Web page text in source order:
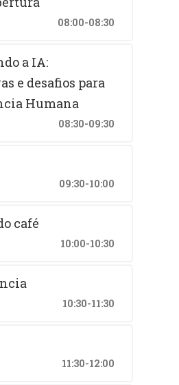
08:00-08:30
a IA:
e desafios para
Humana
08:30-09:30
09:30-10:00
café
10:00-10:30
10:30-11:30
11:30-12:00